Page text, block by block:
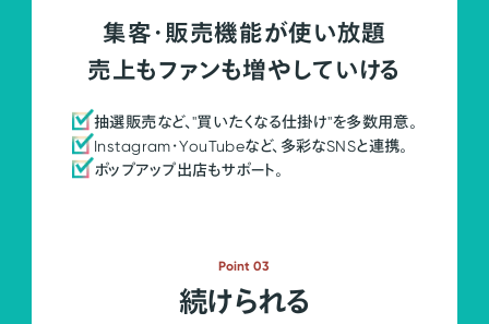
集客・販売機能が使い放題
売上もファンも増やしていける
抽選販売など、"買いたくなる仕掛け"を多数用意。
Instagram・YouTubeなど、多彩なSNSと連携。
ポップアップ出店もサポート。
Point 03
続けられる